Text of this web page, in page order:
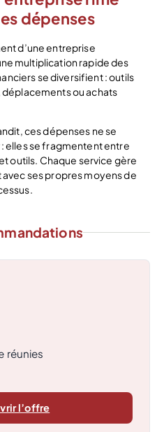
dépenses
d’une entreprise
multiplication rapide des
se diversifient : outils
ou achats
ces dépenses ne se
elles se fragmentent entre
outils. Chaque service gère
ses propres moyens de
réunies
l’offre